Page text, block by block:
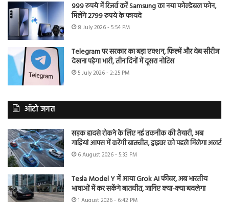
999 रुपये में रिजर्व करें Samsung का नया फोल्डेबल फोन,
मिलेंगे 2799 रुपये के फायदे
8 July 2026 - 5:54 PM
Telegram पर सरकार का बड़ा एक्शन, फिल्में और वेब सीरीज
देखना पड़ेगा भारी, तीन दिनों में दूसरा नोटिस
5 July 2026 - 2:25 PM
ऑटो जगत
सड़क हादसे रोकने के लिए नई तकनीक की तैयारी, अब
गाड़ियां आपस में करेंगी बातचीत, ड्राइवर को पहले मिलेगा अलर्ट
6 August 2026 - 5:33 PM
Tesla Model Y में आया Grok AI फीचर, अब भारतीय
भाषाओं में कर सकेंगे बातचीत, जानिए क्या-क्या बदलेगा